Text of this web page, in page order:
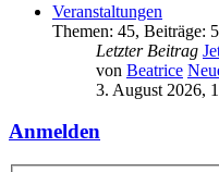
Veranstaltungen
Themen: 45, Beiträge:
Letzter Beitrag
von Beatrice
3. August 2026,
Anmelden